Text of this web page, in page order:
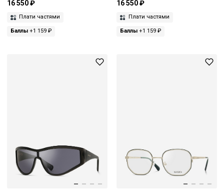
16 550 ₽
Плати частями
Баллы +1 159 ₽
16 550 ₽
Плати частями
Баллы+1 159 ₽